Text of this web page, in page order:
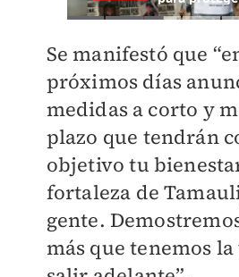
Se manifestó que
próximos días
medidas a corto y
plazo que tendrán
objetivo tu
fortaleza de
gente.
más que tenemos